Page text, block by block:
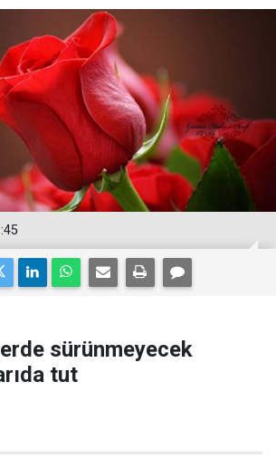
sürünmeyecek
tut